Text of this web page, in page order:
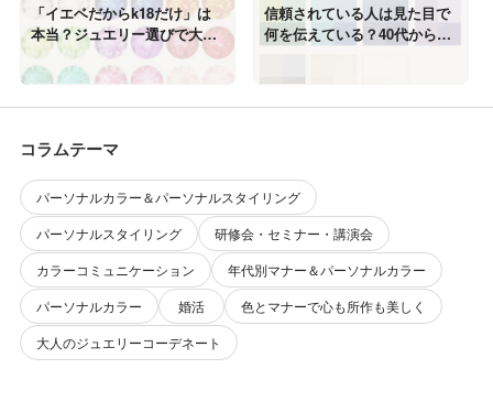
「イエベだからk18だけ」は
本当？ジュエリー選びで大切
なこと
信頼されている人は見た目で
何を伝えている？40代からの
コラムテーマ
パーソナルカラー＆パーソナルスタイリング
パーソナルスタイリング
研修会・セミナー・講演会
カラーコミュニケーション
年代別マナー＆パーソナルカラー
パーソナルカラー
婚活
色とマナーで心も所作も美しく
大人のジュエリーコーデネート